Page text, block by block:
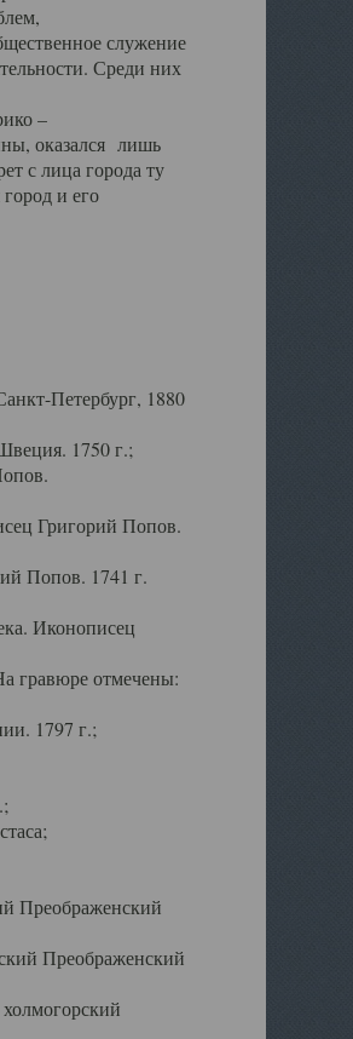
служение
Среди них
–
оказался лишь
с лица города ту
и его
Петербург, 1880
1750 г.;
Григорий Попов.
Попов. 1741 г.
Иконописец
гравюре отмечены:
1797 г.;
Преображенский
Преображенский